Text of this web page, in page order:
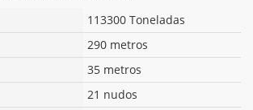
113300 Toneladas
290 metros
35 metros
21 nudos